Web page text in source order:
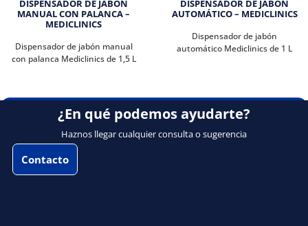
DISPENSADOR DE JABÓN
MANUAL CON PALANCA –
MEDICLINICS
Dispensador de jabón manual
con palanca Mediclinics de 1,5 L
DISPENSADOR DE JABÓN
AUTOMÁTICO – MEDICLINICS
Dispensador de jabón
automático Mediclinics de 1 L
¿En qué podemos ayudarte?
Haznos llegar cualquier consulta o sugerencia
Contacto